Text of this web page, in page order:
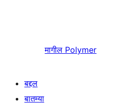
मागील Polymer
बद्दल
बातम्या